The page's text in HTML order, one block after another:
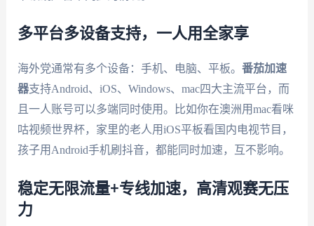
多平台多设备支持，一人用全家享
海外党通常有多个设备：手机、电脑、平板。 番茄加速
器支持Android、iOS、Windows、mac四大主流平台，而
且一人账号可以多端同时使用。比如你在澳洲用mac看咪
咕视频世界杯，家里的老人用iOS平板看国内电视节目，
孩子用Android手机刷抖音，都能同时加速，互不影响。
稳定无限流量+专线加速，高清观赛无压
力